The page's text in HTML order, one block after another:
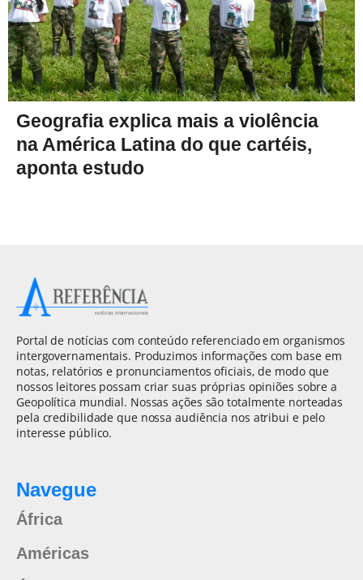
Geografia explica mais a violência
na América Latina do que cartéis,
aponta estudo
Portal de notícias com conteúdo referenciado em organismos
intergovernamentais. Produzimos informações com base em
notas, relatórios e pronunciamentos oficiais, de modo que
nossos leitores possam criar suas próprias opiniões sobre a
Geopolítica mundial. Nossas ações são totalmente norteadas
pela credibilidade que nossa audiência nos atribui e pelo
interesse público.
Navegue
África
Américas